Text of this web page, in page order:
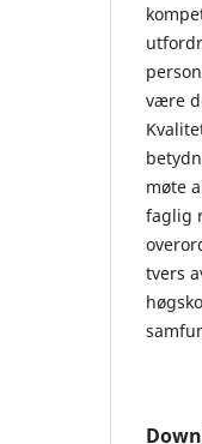
være
møte
faglig
tvers